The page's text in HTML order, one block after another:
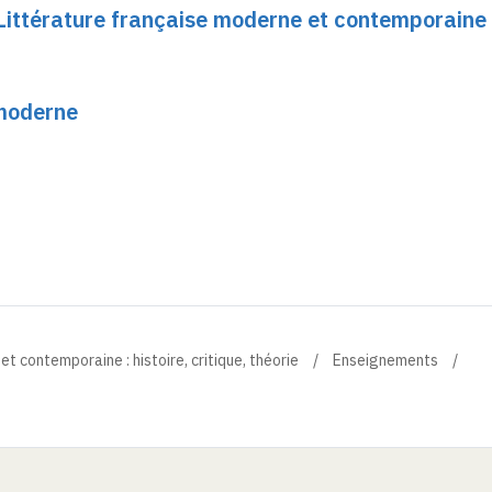
française moderne et contemporaine
contemporaine : histoire, critique, théorie Enseignements